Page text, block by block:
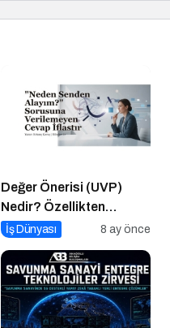
Değer Önerisi (UVP)
Nedir? Özellikten
Faydaya Geçiş
İş Dünyası 8 ay önce